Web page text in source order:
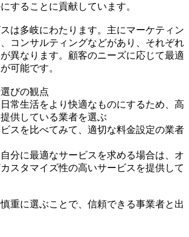
することに貢献しています。
は多岐にわたります。主にマーケティン
コンサルティングなどがあり、それぞれ
異なります。顧客のニーズに応じて最適
可能です。
びの観点
常生活をより快適なものにするため、高
供している業者を選ぶ
スを比べてみて、適切な料金設定の業者
分に最適なサービスを求める場合は、オ
スタマイズ性の高いサービスを提供して
重に選ぶことで、信頼できる事業者と出